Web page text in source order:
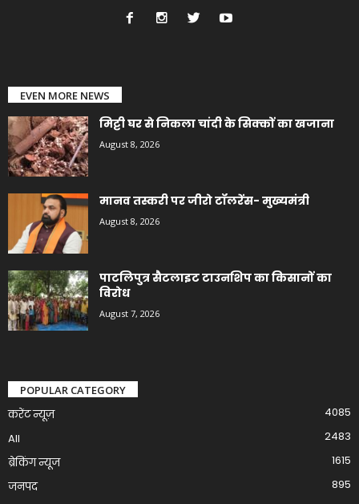
EVEN MORE NEWS
मिट्टी घर से निकला चांदी के सिक्कों का खजाना
August 8, 2026
मानव तस्करी पर जीरो टॉलरेंस- मुख्यमंत्री
August 8, 2026
पाटलिपुत्र सैटलाइट टाउनशिप का किसानों का
विरोध
August 7, 2026
POPULAR CATEGORY
करेंट न्यूज़
4085
All
2483
ब्रेकिंग न्यूज
1615
जनपद
895